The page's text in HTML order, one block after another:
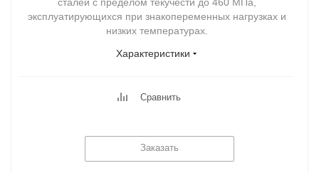
эксплуатирующихся при знакопеременных нагрузках и
низких температурах.
Характеристики
Сравнить
Заказать